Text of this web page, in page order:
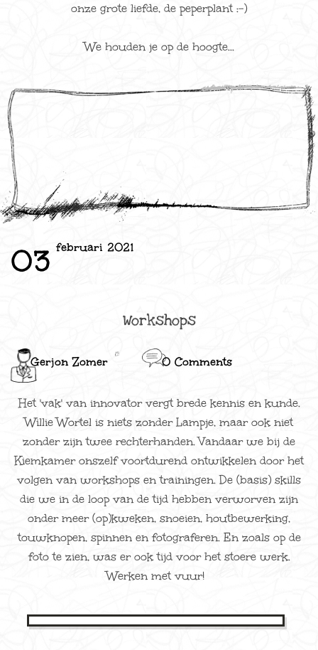
onze grote liefde, de peperplant :-)
We houden je op de hoogte...
03 februari 2021
Workshops
Gerjon Zomer 0 Comments
Het 'vak' van innovator vergt brede kennis en kunde.
Willie Wortel is niets zonder Lampje, maar ook niet
zonder zijn twee rechterhanden. Vandaar we bij de
Kiemkamer onszelf voortdurend ontwikkelen door het
volgen van workshops en trainingen. De (basis) skills
die we in de loop van de tijd hebben verworven zijn
onder meer (op)kweken, snoeien, houtbewerking,
touwknopen, spinnen en fotograferen. En zoals op de
foto te zien, was er ook tijd voor het stoere werk.
Werken met vuur!